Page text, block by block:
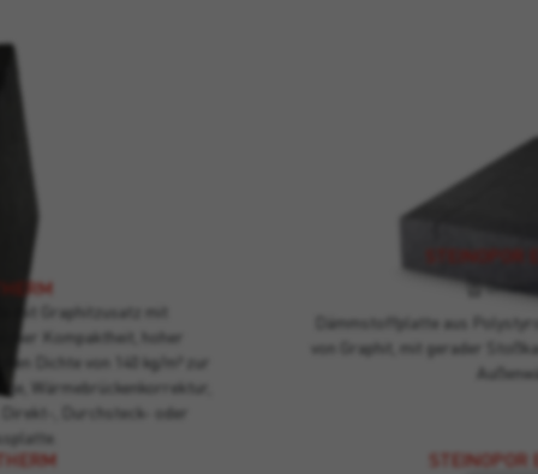
mit Graphitzusatz mit
Kompaktheit, hoher
Dichte von 140 kg/m³ zur
Wärmebrückenkorrektur,
, Durchsteck- oder
STEINOPOR
Dämmstoffplatte aus
von Graphit, mit gerader